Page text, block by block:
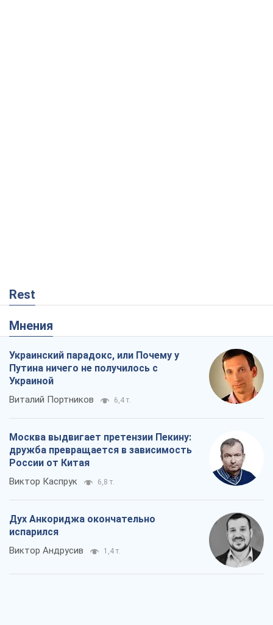
Rest
Мнения
Украинский парадокс, или Почему у
Путина ничего не получилось с
Украиной
Виталий Портников 6,4 т.
Москва выдвигает претензии Пекину:
дружба превращается в зависимость
России от Китая
Виктор Каспрук 6,8 т.
Дух Анкориджа окончательно
испарился
Виктор Андрусив 1,4 т.